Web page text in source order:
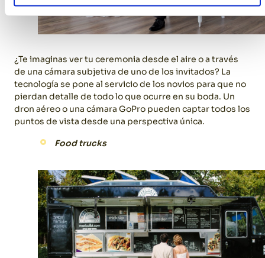
¿Te imaginas ver tu ceremonia desde el aire o a través
de una cámara subjetiva de uno de los invitados? La
tecnología se pone al servicio de los novios para que no
pierdan detalle de todo lo que ocurre en su boda. Un
dron aéreo o una cámara GoPro pueden captar todos los
puntos de vista desde una perspectiva única.
Food trucks